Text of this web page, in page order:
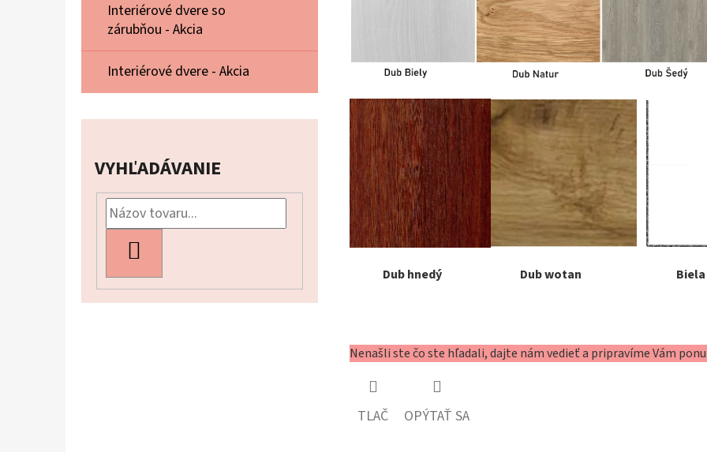
Interiérové dvere so
zárubňou - Akcia
Interiérové dvere - Akcia
VYHĽADÁVANIE
Dub hnedý Dub wotan Biela
Nenašli ste čo ste hľadali, dajte nám vedieť a pripravíme Vám
TLAČ OPÝTAŤ SA